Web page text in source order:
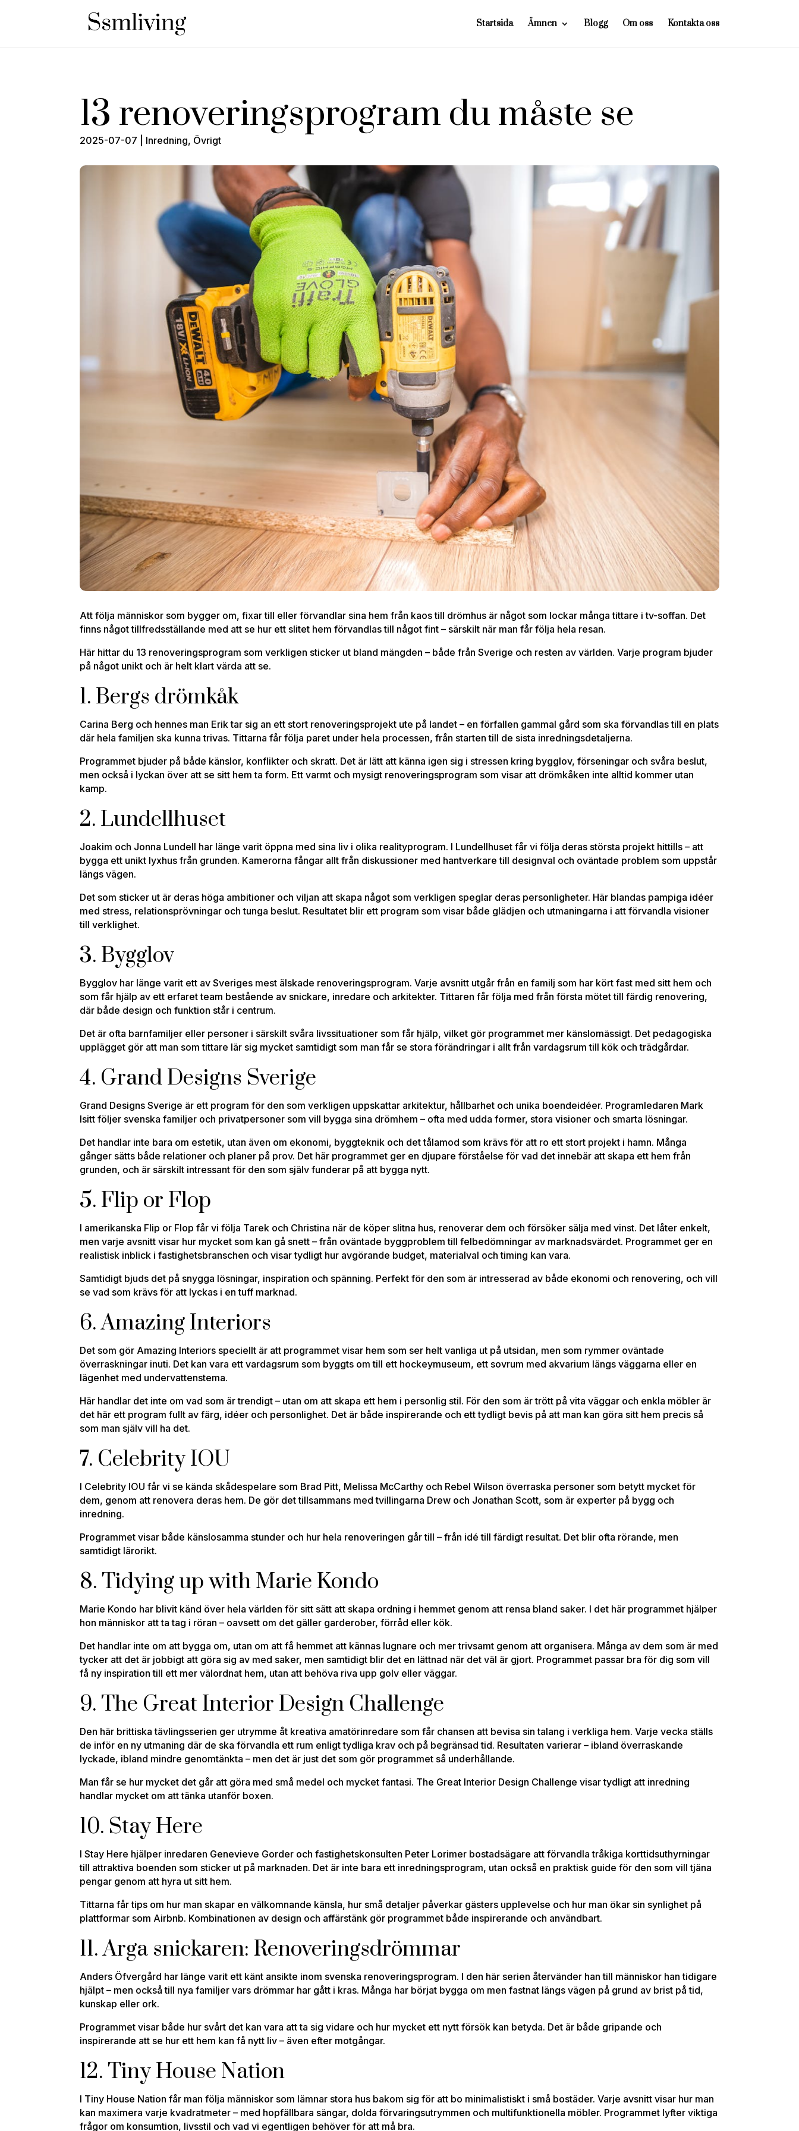
Startsida Ämnen Blogg Om oss Kontakta oss
13 renoveringsprogram du måste se
2025-07-07 Inredning, Övrigt
Att följa människor som bygger om, fixar till eller förvandlar sina hem från kaos till drömhus är något som lockar många tittare i tv-soffan. Det
finns något tillfredsställande med att se hur ett slitet hem förvandlas till något fint – särskilt när man får följa hela resan.
Här hittar du 13 renoveringsprogram som verkligen sticker ut bland mängden – både från Sverige och resten av världen. Varje program bjuder
på något unikt och är helt klart värda att se.
1. Bergs drömkåk
Carina Berg och hennes man Erik tar sig an ett stort renoveringsprojekt ute på landet – en förfallen gammal gård som ska förvandlas till en plats
där hela familjen ska kunna trivas. Tittarna får följa paret under hela processen, från starten till de sista inredningsdetaljerna.
Programmet bjuder på både känslor, konflikter och skratt. Det är lätt att känna igen sig i stressen kring bygglov, förseningar och svåra beslut,
men också i lyckan över att se sitt hem ta form. Ett varmt och mysigt renoveringsprogram som visar att drömkåken inte alltid kommer utan
kamp.
2. Lundellhuset
Joakim och Jonna Lundell har länge varit öppna med sina liv i olika realityprogram. I Lundellhuset får vi följa deras största projekt hittills – att
bygga ett unikt lyxhus från grunden. Kamerorna fångar allt från diskussioner med hantverkare till designval och oväntade problem som uppstår
längs vägen.
Det som sticker ut är deras höga ambitioner och viljan att skapa något som verkligen speglar deras personligheter. Här blandas pampiga idéer
med stress, relationsprövningar och tunga beslut. Resultatet blir ett program som visar både glädjen och utmaningarna i att förvandla visioner
till verklighet.
3. Bygglov
Bygglov har länge varit ett av Sveriges mest älskade renoveringsprogram. Varje avsnitt utgår från en familj som har kört fast med sitt hem och
som får hjälp av ett erfaret team bestående av snickare, inredare och arkitekter. Tittaren får följa med från första mötet till färdig renovering,
där både design och funktion står i centrum.
Det är ofta barnfamiljer eller personer i särskilt svåra livssituationer som får hjälp, vilket gör programmet mer känslomässigt. Det pedagogiska
upplägget gör att man som tittare lär sig mycket samtidigt som man får se stora förändringar i allt från vardagsrum till kök och trädgårdar.
4. Grand Designs Sverige
Grand Designs Sverige är ett program för den som verkligen uppskattar arkitektur, hållbarhet och unika boendeidéer. Programledaren Mark
Isitt följer svenska familjer och privatpersoner som vill bygga sina drömhem – ofta med udda former, stora visioner och smarta lösningar.
Det handlar inte bara om estetik, utan även om ekonomi, byggteknik och det tålamod som krävs för att ro ett stort projekt i hamn. Många
gånger sätts både relationer och planer på prov. Det här programmet ger en djupare förståelse för vad det innebär att skapa ett hem från
grunden, och är särskilt intressant för den som själv funderar på att bygga nytt.
5. Flip or Flop
I amerikanska Flip or Flop får vi följa Tarek och Christina när de köper slitna hus, renoverar dem och försöker sälja med vinst. Det låter enkelt,
men varje avsnitt visar hur mycket som kan gå snett – från oväntade byggproblem till felbedömningar av marknadsvärdet. Programmet ger en
realistisk inblick i fastighetsbranschen och visar tydligt hur avgörande budget, materialval och timing kan vara.
Samtidigt bjuds det på snygga lösningar, inspiration och spänning. Perfekt för den som är intresserad av både ekonomi och renovering, och vill
se vad som krävs för att lyckas i en tuff marknad.
6. Amazing Interiors
Det som gör Amazing Interiors speciellt är att programmet visar hem som ser helt vanliga ut på utsidan, men som rymmer oväntade
överraskningar inuti. Det kan vara ett vardagsrum som byggts om till ett hockeymuseum, ett sovrum med akvarium längs väggarna eller en
lägenhet med undervattenstema.
Här handlar det inte om vad som är trendigt – utan om att skapa ett hem i personlig stil. För den som är trött på vita väggar och enkla möbler är
det här ett program fullt av färg, idéer och personlighet. Det är både inspirerande och ett tydligt bevis på att man kan göra sitt hem precis så
som man själv vill ha det.
7. Celebrity IOU
I Celebrity IOU får vi se kända skådespelare som Brad Pitt, Melissa McCarthy och Rebel Wilson överraska personer som betytt mycket för
dem, genom att renovera deras hem. De gör det tillsammans med tvillingarna Drew och Jonathan Scott, som är experter på bygg och
inredning.
Programmet visar både känslosamma stunder och hur hela renoveringen går till – från idé till färdigt resultat. Det blir ofta rörande, men
samtidigt lärorikt.
8. Tidying up with Marie Kondo
Marie Kondo har blivit känd över hela världen för sitt sätt att skapa ordning i hemmet genom att rensa bland saker. I det här programmet hjälper
hon människor att ta tag i röran – oavsett om det gäller garderober, förråd eller kök.
Det handlar inte om att bygga om, utan om att få hemmet att kännas lugnare och mer trivsamt genom att organisera. Många av dem som är med
tycker att det är jobbigt att göra sig av med saker, men samtidigt blir det en lättnad när det väl är gjort. Programmet passar bra för dig som vill
få ny inspiration till ett mer välordnat hem, utan att behöva riva upp golv eller väggar.
9. The Great Interior Design Challenge
Den här brittiska tävlingsserien ger utrymme åt kreativa amatörinredare som får chansen att bevisa sin talang i verkliga hem. Varje vecka ställs
de inför en ny utmaning där de ska förvandla ett rum enligt tydliga krav och på begränsad tid. Resultaten varierar – ibland överraskande
lyckade, ibland mindre genomtänkta – men det är just det som gör programmet så underhållande.
Man får se hur mycket det går att göra med små medel och mycket fantasi. The Great Interior Design Challenge visar tydligt att inredning
handlar mycket om att tänka utanför boxen.
10. Stay Here
I Stay Here hjälper inredaren Genevieve Gorder och fastighetskonsulten Peter Lorimer bostadsägare att förvandla tråkiga korttidsuthyrningar
till attraktiva boenden som sticker ut på marknaden. Det är inte bara ett inredningsprogram, utan också en praktisk guide för den som vill tjäna
pengar genom att hyra ut sitt hem.
Tittarna får tips om hur man skapar en välkomnande känsla, hur små detaljer påverkar gästers upplevelse och hur man ökar sin synlighet på
plattformar som Airbnb. Kombinationen av design och affärstänk gör programmet både inspirerande och användbart.
11. Arga snickaren: Renoveringsdrömmar
Anders Öfvergård har länge varit ett känt ansikte inom svenska renoveringsprogram. I den här serien återvänder han till människor han tidigare
hjälpt – men också till nya familjer vars drömmar har gått i kras. Många har börjat bygga om men fastnat längs vägen på grund av brist på tid,
kunskap eller ork.
Programmet visar både hur svårt det kan vara att ta sig vidare och hur mycket ett nytt försök kan betyda. Det är både gripande och
inspirerande att se hur ett hem kan få nytt liv – även efter motgångar.
12. Tiny House Nation
I Tiny House Nation får man följa människor som lämnar stora hus bakom sig för att bo minimalistiskt i små bostäder. Varje avsnitt visar hur man
kan maximera varje kvadratmeter – med hopfällbara sängar, dolda förvaringsutrymmen och multifunktionella möbler. Programmet lyfter viktiga
frågor om konsumtion, livsstil och vad vi egentligen behöver för att må bra.